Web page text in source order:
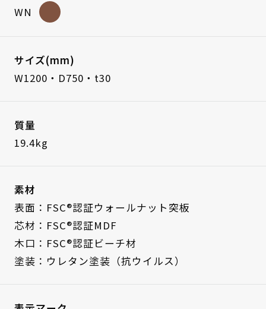
WN
サイズ(mm)
W1200・D750・t30
質量
19.4kg
素材
表面：FSC®認証ウォールナット突板
芯材：FSC®認証MDF
木口：FSC®認証ビーチ材
塗装：ウレタン塗装（抗ウイルス）